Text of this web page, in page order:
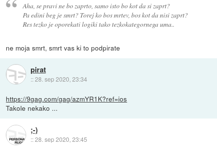
Aha, se pravi ne bo zaprto, samo isto bo kot da si zaprt?
Pa edini beg je smrt? Torej ko bos mrtev, bos kot da nisi zaprt?
Res tezko je oporekati logiki tako tezkokategornega uma..
ne moja smrt, smrt vas ki to podpirate
pirat
::28. sep 2020, 23:34
https://9gag.com/gag/azmYR1K?ref=ios
Takole nekako ...
;-)
::28. sep 2020, 23:45